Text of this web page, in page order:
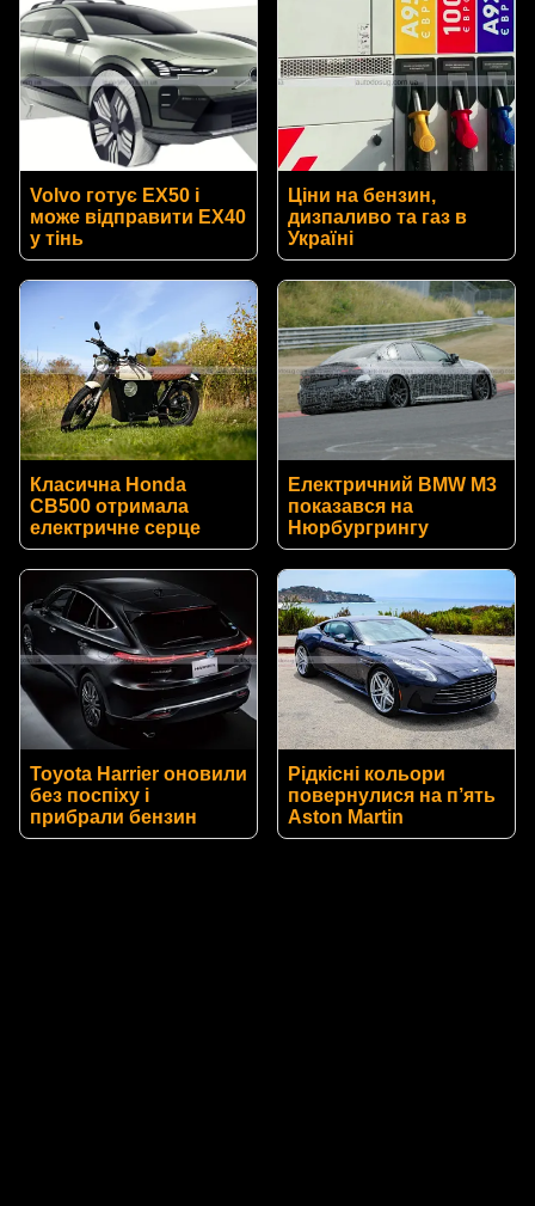
Volvo готує EX50 і
може відправити EX40
у тінь
Ціни на бензин,
дизпаливо та газ в
Україні
Класична Honda
CB500 отримала
електричне серце
Електричний BMW M3
показався на
Нюрбургрингу
Toyota Harrier оновили
без поспіху і
прибрали бензин
Рідкісні кольори
повернулися на п’ять
Aston Martin